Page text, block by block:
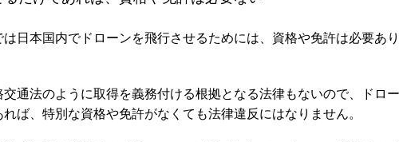
は日本国内でドローンを飛行させるためには、資格や免許は必要あり
交通法のように取得を義務付ける根拠となる法律もないので、ドロー
ば、特別な資格や免許がなくても法律違反にはなりません。